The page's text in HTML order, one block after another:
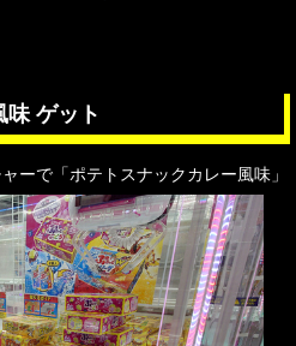
ゲット
ーで「ポテトスナックカレー風味」